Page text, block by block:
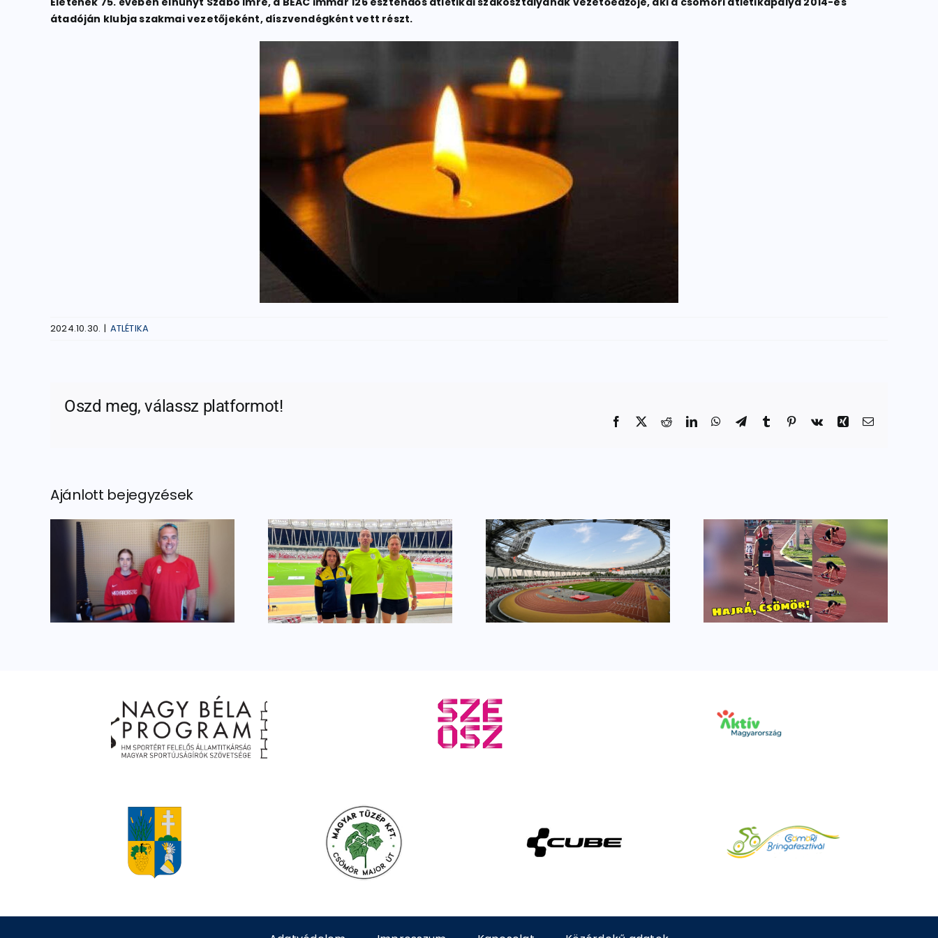
átadóján klubja szakmai vezetőjeként, díszvendégként vett részt.
2024.10.30. | ATLÉTIKA
Oszd meg, válassz platformot!
Facebook RedditLinkedInWhatsApp
TelegramTumblr Pinterest
Vk Xing Email:
Ajánlott bejegyzések
Történelmi
bronzérem
Három csömöri az
ob-n
Egyéni csúcsok a
fővárosból
Vezetőedzőnk a
rádióstúdióban